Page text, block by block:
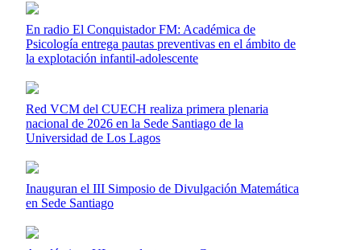
En radio El Conquistador FM: Académica de
Psicología entrega pautas preventivas en el ámbito de
la explotación infantil-adolescente
Red VCM del CUECH realiza primera plenaria
nacional de 2026 en la Sede Santiago de la
Universidad de Los Lagos
Inauguran el III Simposio de Divulgación Matemática
en Sede Santiago